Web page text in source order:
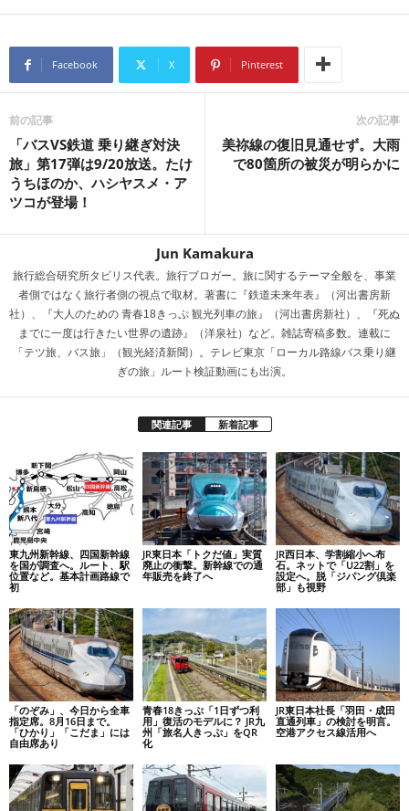
at
e
n
a
ixi hr
e
d
有
Facebook X Pinterest
前の記事
「バスVS鉄道 乗り継ぎ対決
旅」第17弾は9/20放送。たけ
うちほのか、ハシヤスメ・ア
ツコが登場！
次の記事
美祢線の復旧見通せず。大雨
で80箇所の被災が明らかに
Jun Kamakura
旅行総合研究所タビリス代表。旅行ブロガー。旅に関するテーマ全般を、事業
者側ではなく旅行者側の視点で取材。著書に『鉄道未来年表』（河出書房新
社）、『大人のための 青春18きっぷ 観光列車の旅』（河出書房新社）、『死ぬ
までに一度は行きたい世界の遺跡』（洋泉社）など。雑誌寄稿多数。連載に
「テツ旅、バス旅」（観光経済新聞）。テレビ東京「ローカル路線バス乗り継
ぎの旅」ルート検証動画にも出演。
関連記事 新着記事
東九州新幹線、四国新幹線
を国が調査へ。ルート、駅
位置など。基本計画路線で
初
JR東日本「トクだ値」実質
廃止の衝撃。新幹線での通
年販売を終了へ
JR西日本、学割縮小へ布
石。ネットで「U22割」を
設定へ。脱「ジパング倶楽
部」も視野
「のぞみ」、今日から全車
指定席。8月16日まで。
「ひかり」「こだま」には
自由席あり
青春18きっぷ「1日ずつ利
用」復活のモデルに？ JR九
州「旅名人きっぷ」をQR
化
JR東日本社長「羽田・成田
直通列車」の検討を明言。
空港アクセス線活用へ